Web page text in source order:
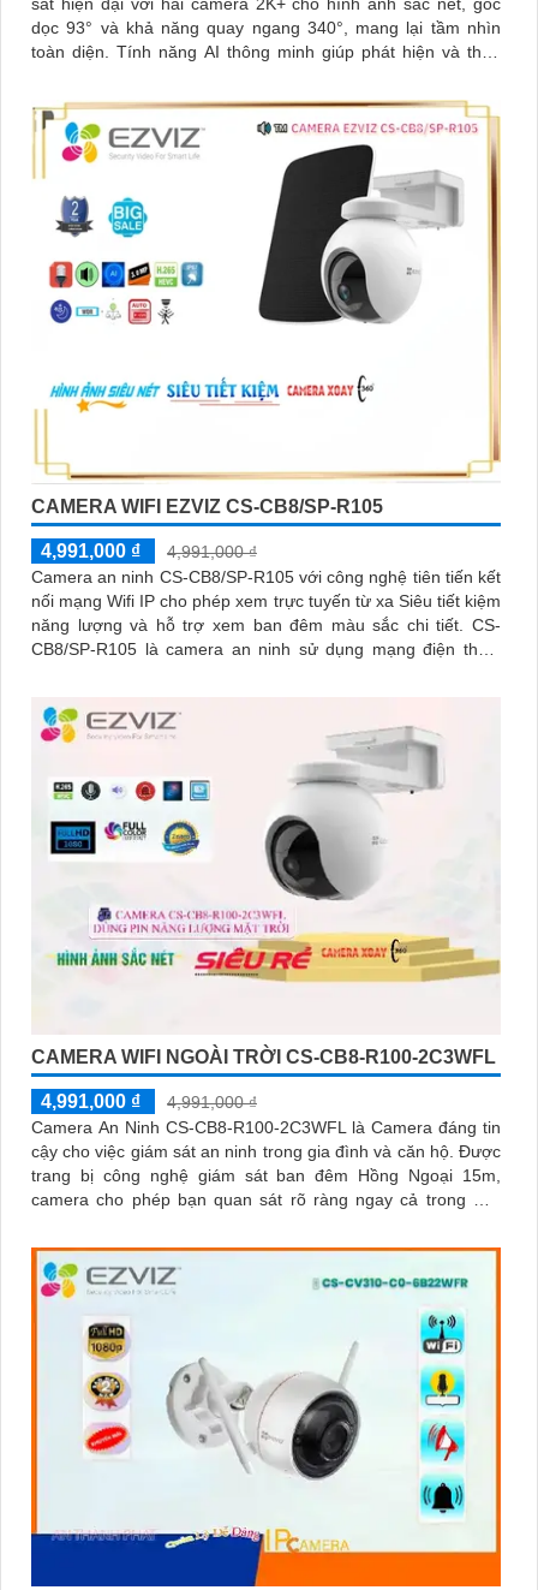
dọc 93° và khả năng quay ngang 340°, mang lại tầm nhìn
toàn diện. Tính năng AI thông minh giúp phát hiện và theo
CAMERA WIFI EZVIZ CS-CB8/SP-R105
4,991,000 ₫
4,991,000 ₫
Camera an ninh CS-CB8/SP-R105 với công nghệ tiên tiến kết
nối mạng Wifi IP cho phép xem trực tuyến từ xa Siêu tiết kiệm
năng lượng và hỗ trợ xem ban đêm màu sắc chi tiết. CS-
CB8/SP-R105 là camera an ninh sử dụng mạng điện thoại
CAMERA WIFI NGOÀI TRỜI CS-CB8-R100-2C3WFL
4,991,000 ₫
4,991,000 ₫
Camera An Ninh CS-CB8-R100-2C3WFL là Camera đáng tin
cậy cho việc giám sát an ninh trong gia đình và căn hộ. Được
trang bị công nghệ giám sát ban đêm Hồng Ngoại 15m,
camera cho phép bạn quan sát rõ ràng ngay cả trong môi